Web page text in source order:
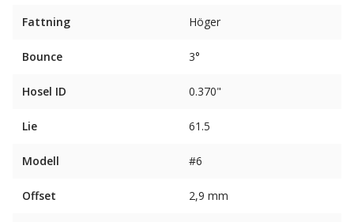
Fattning Höger
Bounce 3°
Hosel ID 0.370"
Lie 61.5
Modell #6
Offset 2,9 mm